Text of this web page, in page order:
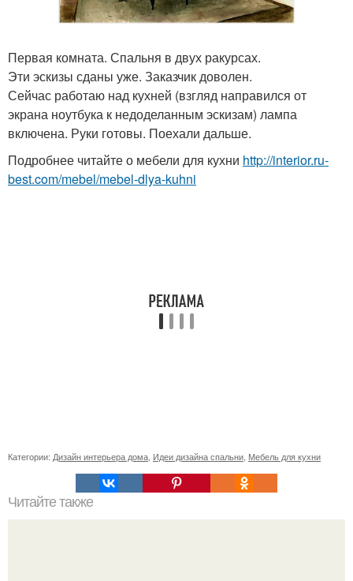
Первая комната. Спальня в двух ракурсах.
Эти эскизы сданы уже. Заказчик доволен.
Сейчас работаю над кухней (взгляд направился от
экрана ноутбука к недоделанным эскизам) лампа
включена. Руки готовы. Поехали дальше.
Подробнее читайте о мебели для кухни http://interior.ru-
best.com/mebel/mebel-dlya-kuhni
Категории: Дизайн интерьера дома Идеи дизайна спальни Мебель для кухни
Читайте также